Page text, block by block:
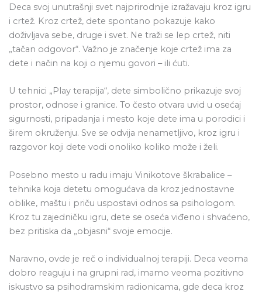
Deca svoj unutrašnji svet najprirodnije izražavaju kroz igru
i crtež. Kroz crtež, dete spontano pokazuje kako
doživljava sebe, druge i svet. Ne traži se lep crtež, niti
„tačan odgovor“. Važno je značenje koje crtež ima za
dete i način na koji o njemu govori – ili ćuti.
U tehnici „Play terapija“, dete simbolično prikazuje svoj
prostor, odnose i granice. To često otvara uvid u osećaj
sigurnosti, pripadanja i mesto koje dete ima u porodici i
širem okruženju. Sve se odvija nenametljivo, kroz igru i
razgovor koji dete vodi onoliko koliko može i želi.
Posebno mesto u radu imaju Vinikotove škrabalice –
tehnika koja detetu omogućava da kroz jednostavne
oblike, maštu i priču uspostavi odnos sa psihologom.
Kroz tu zajedničku igru, dete se oseća viđeno i shvaćeno,
bez pritiska da „objasni“ svoje emocije.
Naravno, ovde je reč o individualnoj terapiji. Deca veoma
dobro reaguju i na grupni rad, imamo veoma pozitivno
iskustvo sa psihodramskim radionicama, gde deca kroz